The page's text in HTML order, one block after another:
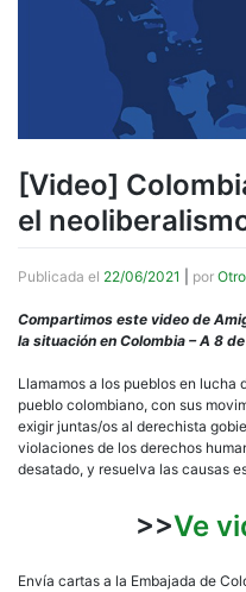
[Video]
el
Publicada el 22/06/2021 por
Compartimos este video de
la situación en Colombia – A 8
Llamamos a los pueblos en lucha
pueblo colombiano, con sus
exigir juntas/os al derechista
violaciones de los derechos
desatado, y resuelva las causas
>>Ve
Envía cartas a la Embajada de